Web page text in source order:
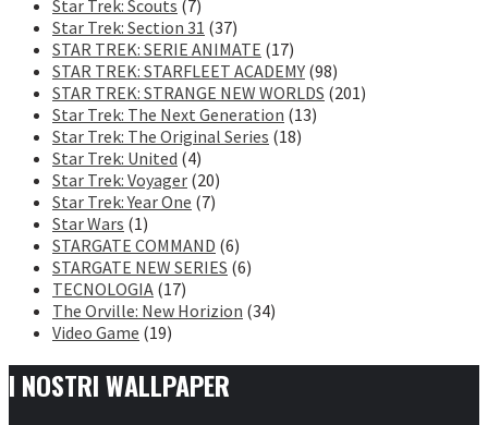
Star Trek: Scouts (7)
Star Trek: Section 31 (37)
STAR TREK: SERIE ANIMATE (17)
STAR TREK: STARFLEET ACADEMY (98)
STAR TREK: STRANGE NEW WORLDS (201)
Star Trek: The Next Generation (13)
Star Trek: The Original Series (18)
Star Trek: United (4)
Star Trek: Voyager (20)
Star Trek: Year One (7)
Star Wars (1)
STARGATE COMMAND (6)
STARGATE NEW SERIES (6)
TECNOLOGIA (17)
The Orville: New Horizion (34)
Video Game (19)
I NOSTRI WALLPAPER